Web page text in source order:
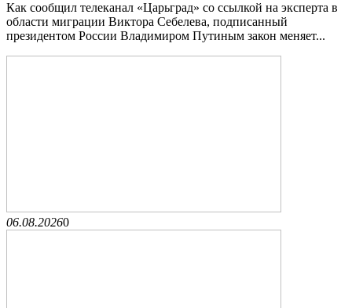
Как сообщил телеканал «Царьград» со ссылкой на эксперта в
области миграции Виктора Себелева, подписанный
президентом России Владимиром Путиным закон меняет...
06.08.20260